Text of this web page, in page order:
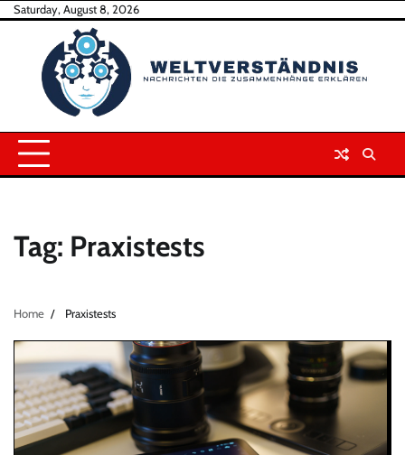
SkipSaturday, August 8, 2026
Tag: Praxistests
Home Praxistests